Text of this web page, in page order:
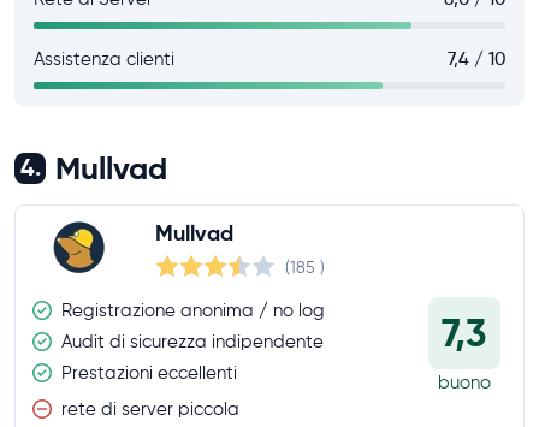
Assistenza clienti 7,4 / 10
4. Mullvad
Mullvad
(185 )
Registrazione anonima / no log
Audit di sicurezza indipendente
Prestazioni eccellenti
rete di server piccola
7,3
buono